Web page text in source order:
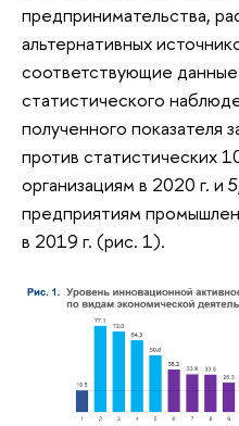
предпринимательства,
альтернативных
соответствующие
статистического
полученного показателя
против статистических
организациям в 2020 г. и
предприятиям
в 2019 г. (рис. 1).